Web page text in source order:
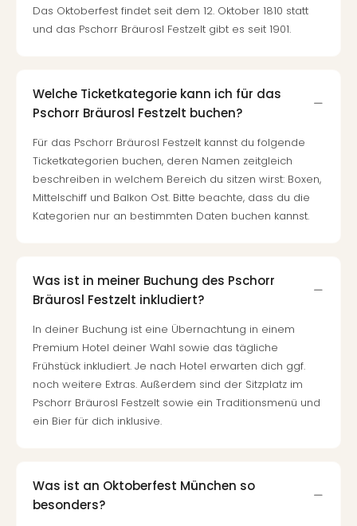
Das Oktoberfest findet seit dem 12. Oktober 1810 statt
und das Pschorr Bräurosl Festzelt gibt es seit 1901.
Welche Ticketkategorie kann ich für das
Pschorr Bräurosl Festzelt buchen?
Für das Pschorr Bräurosl Festzelt kannst du folgende
Ticketkategorien buchen, deren Namen zeitgleich
beschreiben in welchem Bereich du sitzen wirst: Boxen,
Mittelschiff und Balkon Ost. Bitte beachte, dass du die
Kategorien nur an bestimmten Daten buchen kannst.
Was ist in meiner Buchung des Pschorr
Bräurosl Festzelt inkludiert?
In deiner Buchung ist eine Übernachtung in einem
Premium Hotel deiner Wahl sowie das tägliche
Frühstück inkludiert. Je nach Hotel erwarten dich ggf.
noch weitere Extras. Außerdem sind der Sitzplatz im
Pschorr Bräurosl Festzelt sowie ein Traditionsmenü und
ein Bier für dich inklusive.
Was ist an Oktoberfest München so
besonders?